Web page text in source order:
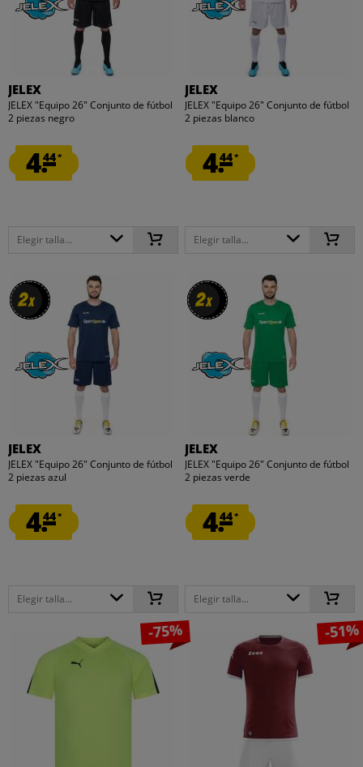
JELEX
JELEX "Equipo 26" Conjunto de fútbol
2 piezas negro
4.44*
Elegir talla...
JELEX
JELEX "Equipo 26" Conjunto de fútbol
2 piezas blanco
4.44*
Elegir talla...
2x
2x
JELEX
JELEX "Equipo 26" Conjunto de fútbol
2 piezas azul
4.44*
Elegir talla...
2x
2x
JELEX
JELEX "Equipo 26" Conjunto de fútbol
2 piezas verde
4.44*
Elegir talla...
-75% -51%